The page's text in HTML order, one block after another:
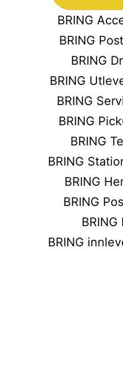
BRING
BRING
BRING
BRING
BRING
BRING
BRING
BRING
BRING
BRING
BRING
BRING